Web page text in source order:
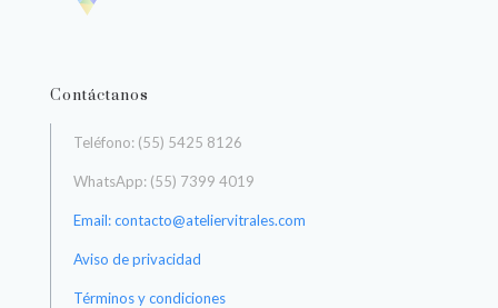
Contáctanos
Teléfono: (55) 5425 8126
WhatsApp: (55) 7399 4019
Email: contacto@ateliervitrales.com
Aviso de privacidad
Términos y condiciones